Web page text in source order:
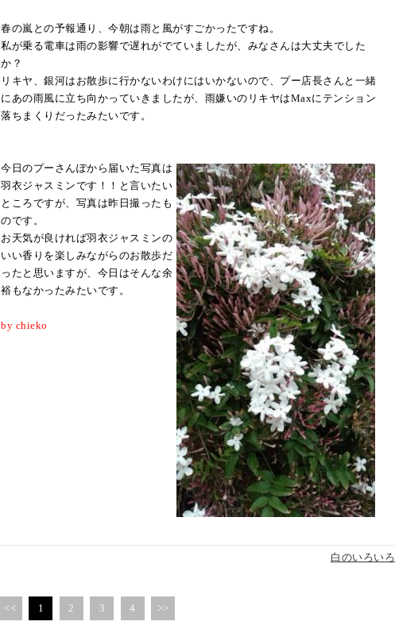
春の嵐との予報通り、今朝は雨と風がすごかったですね。
私が乗る電車は雨の影響で遅れがでていましたが、みなさんは大丈夫でした
か？
リキヤ、銀河はお散歩に行かないわけにはいかないので、プー店長さんと一緒
にあの雨風に立ち向かっていきましたが、雨嫌いのリキヤはMaxにテンション
落ちまくりだったみたいです。
今日のプーさんぽから届いた写真は
羽衣ジャスミンです！！と言いたい
ところですが、写真は昨日撮ったも
のです。
お天気が良ければ羽衣ジャスミンの
いい香りを楽しみながらのお散歩だ
ったと思いますが、今日はそんな余
裕もなかったみたいです。
by chieko
白のいろいろ
<< 1 2 3 4 >>